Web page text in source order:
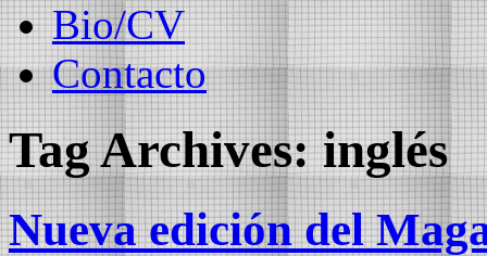
Bio/CV
Contacto
Tag Archives:inglés
Nueva edición del